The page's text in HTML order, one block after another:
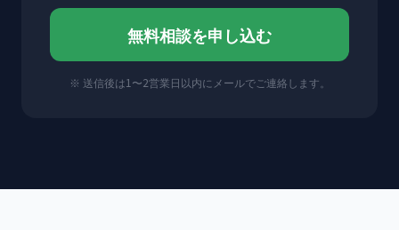
無料相談を申し込む
※ 送信後は1〜2営業日以内にメールでご連絡します。